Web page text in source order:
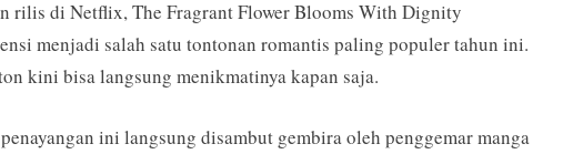
rilis di Netflix, The Fragrant Flower Blooms With Dignity
menjadi salah satu tontonan romantis paling populer tahun ini.
kini bisa langsung menikmatinya kapan saja.
ini langsung disambut gembira oleh penggemar manga